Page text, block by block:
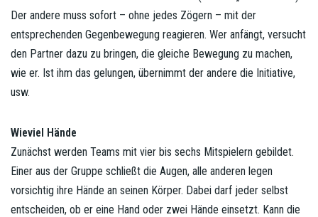
Der andere muss sofort – ohne jedes Zögern – mit der
entsprechenden Gegenbewegung reagieren. Wer anfängt, versucht
den Partner dazu zu bringen, die gleiche Bewegung zu machen,
wie er. Ist ihm das gelungen, übernimmt der andere die Initiative,
usw.
Wieviel Hände
Zunächst werden Teams mit vier bis sechs Mitspielern gebildet.
Einer aus der Gruppe schließt die Augen, alle anderen legen
vorsichtig ihre Hände an seinen Körper. Dabei darf jeder selbst
entscheiden, ob er eine Hand oder zwei Hände einsetzt. Kann die